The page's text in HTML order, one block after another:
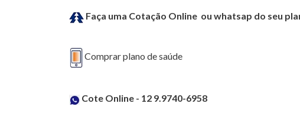
Faça uma Cotação Online ou whatsap do seu
Comprar plano de saúde
Cote Online - 12 9.9740-6958